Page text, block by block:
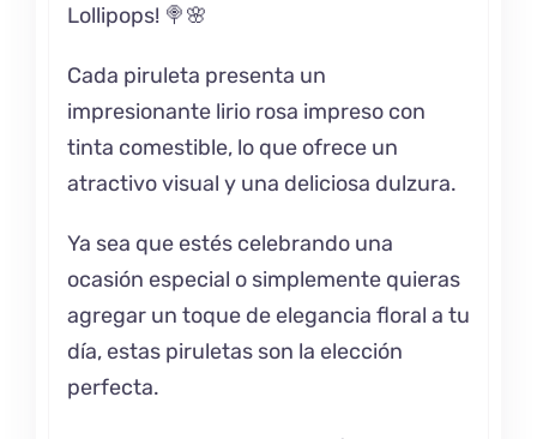
Lollipops! 🍭🌸
Cada piruleta presenta un
impresionante lirio rosa impreso con
tinta comestible, lo que ofrece un
atractivo visual y una deliciosa dulzura.
Ya sea que estés celebrando una
ocasión especial o simplemente quieras
agregar un toque de elegancia floral a tu
día, estas piruletas son la elección
perfecta.